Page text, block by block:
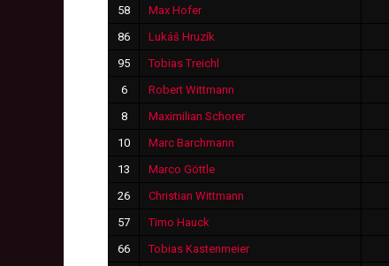
58
Max Hofer
86
Lukáš Hruzík
95
Tobias Treichl
6
Robert Wittmann
8
Maximilian Schorer
10
Marc Barchmann
13
Marco Göttle
26
Christian Wittmann
57
Timo Hauck
66
Tobias Kastenmeier